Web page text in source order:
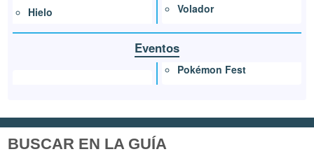
Hielo
Volador
Eventos
Pokémon Fest
BUSCAR EN LA GUÍA